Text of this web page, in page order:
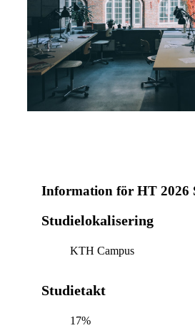
Information för HT 2026
Studielokalisering
KTH Campus
Studietakt
17%